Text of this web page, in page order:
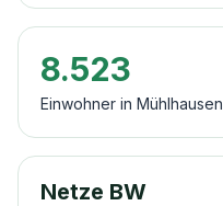
8.523
Einwohner in Mühlhausen
Netze BW